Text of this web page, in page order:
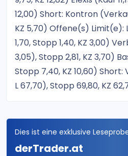
12,00) Short: Kontron
KZ 5,70) Offene(s) Limit(e):
1,70, Stopp 1,40, KZ 3,00)
3,05), Stopp 2,81, KZ 3,70)
Stopp 7,40, KZ 10,60) Short:
L 67,70), Stopp 69,80, KZ
Dies ist eine exklusive
derTrader.at